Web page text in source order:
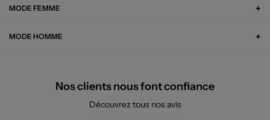
MODE FEMME
MODE HOMME
Nos clients nous font confiance
Découvrez tous nos avis